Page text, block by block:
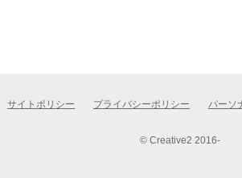
サイトポリシー プライバシーポリシー パーソ
© Creative2 2016-